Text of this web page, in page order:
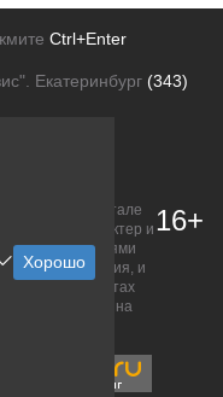
Ctrl+Enter
Екатеринбург (343)
на портале
характер и
положениями
описания, и
на сайтах
право на
16+